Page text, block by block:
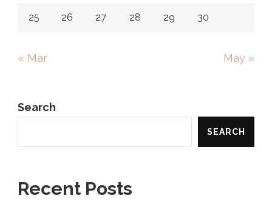
25 26 27 28 29 30
« Mar May »
Search
SEARCH
Recent Posts